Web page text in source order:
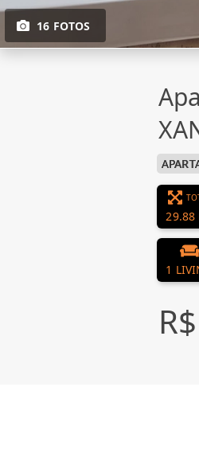
16 FOTOS
29.88
1